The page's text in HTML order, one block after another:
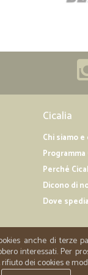
Cicalia
Chi siamo
Programma
Perché
Dicono di
Dove
anche di terze
interessati. Per
dei cookies e